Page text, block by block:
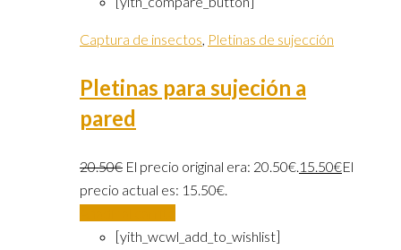
Captura de insectos, Pletinas de sujección
Pletinas para sujeción a
pared
20.50€ El precio original era: 20.50€.15.50€El
precio actual es: 15.50€.
[yith_wcwl_add_to_wishlist]